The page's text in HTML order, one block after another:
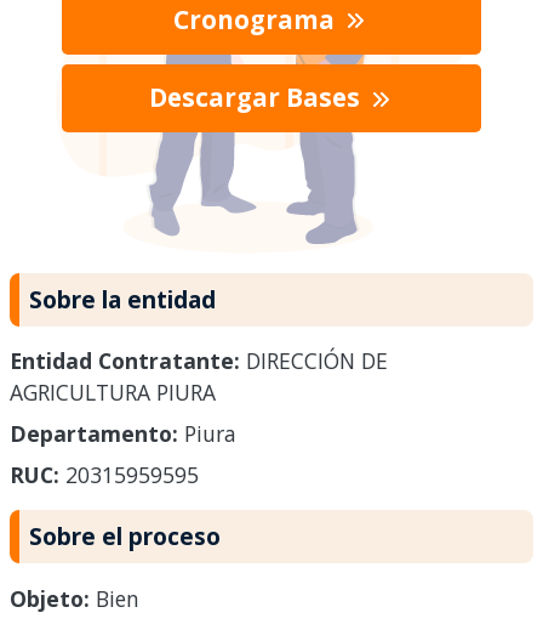
Cronograma
Descargar Bases
Sobre la entidad
Entidad Contratante: DIRECCIÓN DE
AGRICULTURA PIURA
Departamento: Piura
RUC: 20315959595
Sobre el proceso
Objeto: Bien